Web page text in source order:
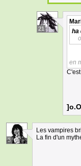
21
ha
en
3
Les vampires
La fin d'un